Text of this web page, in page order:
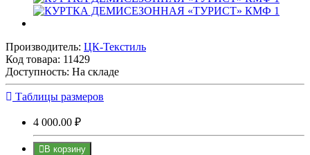
Производитель: ЦК-Текстиль
Код товара: 11429
Доступность: На складе
Таблицы размеров
4 000.00 ₽
В корзину